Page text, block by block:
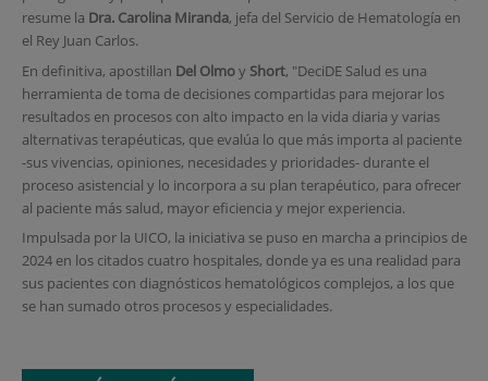
resume la Dra. Carolina Miranda, jefa del Servicio de Hematología en
el Rey Juan Carlos.
En definitiva, apostillan Del Olmoy Short, "DeciDE Salud es una
herramienta de toma de decisiones compartidas para mejorar los
resultados en procesos con alto impacto en la vida diaria y varias
alternativas terapéuticas, que evalúa lo que más importa al paciente
-sus vivencias, opiniones, necesidades y prioridades- durante el
proceso asistencial y lo incorpora a su plan terapéutico, para ofrecer
al paciente más salud, mayor eficiencia y mejor experiencia.
Impulsada por la UICO, la iniciativa se puso en marcha a principios de
2024 en los citados cuatro hospitales, donde ya es una realidad para
sus pacientes con diagnósticos hematológicos complejos, a los que
se han sumado otros procesos y especialidades.